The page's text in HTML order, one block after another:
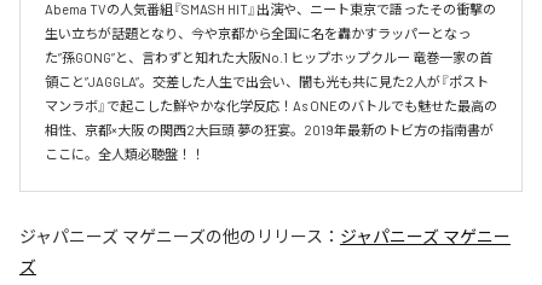
Abema TVの人気番組『SMASH HIT』出演や、ニート東京で語ったその衝撃の
生い立ちが話題となり、今や京都から全国に名を轟かすラッパーとなっ
た”孫GONG”と、言わずと知れた大阪No.1 ヒップホップクルー 竜巻一家の首
領こと”JAGGLA”。交差した人生で出会い、闇も光も共に見た2人が『ポスト
マンラボ』で起こした鮮やかな化学反応！As ONEのバトルでも魅せた最高の
相性、京都×大阪 の関西2大巨頭 夢の狂宴。2019年最新のトビ方の指南書が
ここに。全人類必聴盤！！
ジャパニーズ マゲニーズの他のリリース： ジャパニーズ マゲニー
ズ